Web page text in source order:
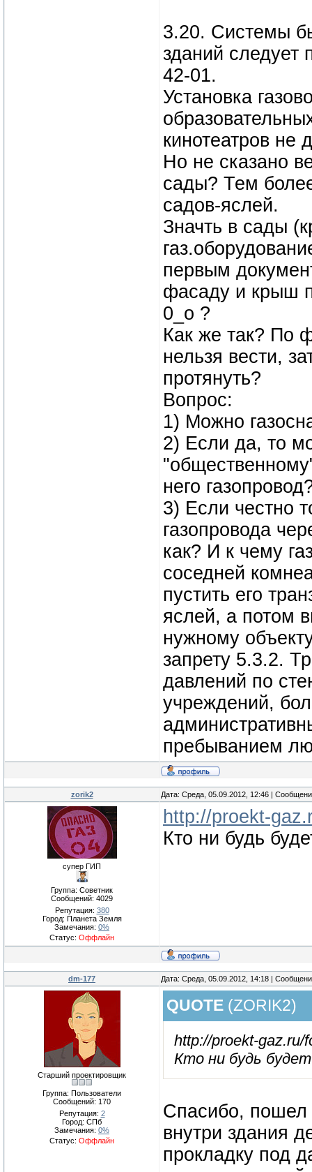
3.20. Системы
зданий следует
42-01.
Установка
кинотеатров не
Но не сказано
сады? Тем
садов-яслей.
Значть в сады
первым
фасаду и крыш
0_о ?
Как же так? По
нельзя вести,
протянуть?
Вопрос:
1) Можно
2) Если да, то
него
3) Если честно
газопровода
как? И к чему
соседней
пустить его
яслей, а потом
нужному
запрету 5.3.2.
давлений по
учреждений,
пребыванием
zorik2 Дата: Среда, 05.09.2012, 12:46 |
супер ГИП
Группа: Советник
Сообщений: 4029
Репутация: 380
Город: Планета Земля
Замечания: 0%
Статус: Оффлайн
http://proekt-
Кто ни будь
dm-177 Дата: Среда, 05.09.2012, 14:18 |
Старший проектировщик
Группа: Пользователи
Сообщений: 170
Репутация: 2
Город: СПб
Замечания: 0%
Статус: Оффлайн
QUOTE (ZORIK2)
http://proekt-gaz.ru/
Кто ни будь
Спасибо, пошел
внутри здания
прокладку под